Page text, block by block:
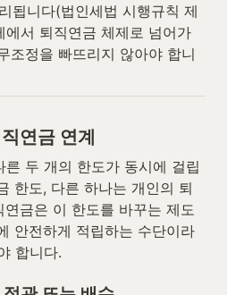
됩니다(법인세법 시행규칙 제
에서 퇴직연금 체제로 넘어가
조정을 빠뜨리지 않아야 합니
연금 연계
두 개의 한도가 동시에 걸립
한도, 다른 하나는 개인의 퇴
금은 이 한도를 바꾸는 제도
안전하게 적립하는 수단이라
합니다.